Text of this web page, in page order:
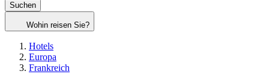
Suchen
Wohin reisen Sie?
Hotels
Europa
Frankreich